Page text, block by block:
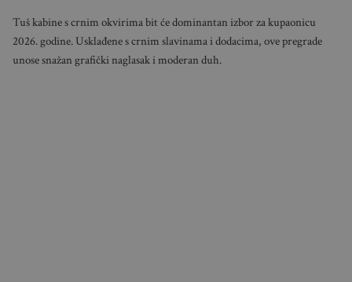
Tuš kabine s crnim okvirima bit će dominantan izbor za kupaonicu
2026. godine. Usklađene s crnim slavinama i dodacima, ove pregrade
unose snažan grafički naglasak i moderan duh.